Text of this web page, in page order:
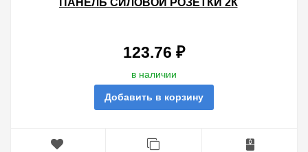
ПАНЕЛЬ СИЛОВОЙ РОЗЕТКИ 2К
123.76 ₽
в наличии
Добавить в корзину